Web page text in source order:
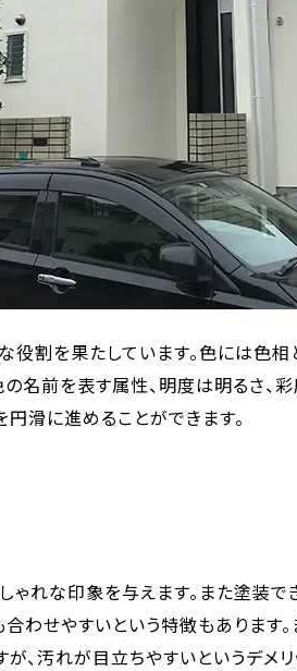
割を果たしています。色には色
の名前を表す属性、明度は明るさ
円滑に進めることができます。
ゃれな印象を与えます。また塗装
わせやすいという特徴もあります
、汚れが目立ちやすいというデメリ